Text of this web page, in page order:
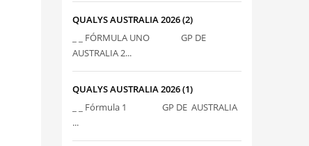
QUALYS AUSTRALIA 2026 (2)
_ _ FÓRMULA UNO GP DE
AUSTRALIA 2...
QUALYS AUSTRALIA 2026 (1)
_ _ Fórmula 1 GP DE AUSTRALIA
...